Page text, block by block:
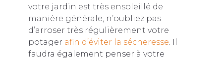
votre jardin est très ensoleillé de
manière générale, n’oubliez pas
d’arroser très régulièrement votre
potager afin d’éviter la sécheresse . Il
faudra également penser à votre